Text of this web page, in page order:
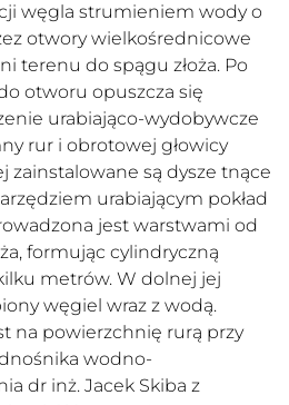
węgla strumieniem wody o
otwory wielkośrednicowe
terenu do spągu złoża. Po
otworu opuszcza się
urabiająco-wydobywcze
rur i obrotowej głowicy
zainstalowane są dysze tnące
urabiającym pokład
jest warstwami od
formując cylindryczną
metrów. W dolnej jej
węgiel wraz z wodą.
na powierzchnię rurą przy
wodno-
dr inż. Jacek Skiba z